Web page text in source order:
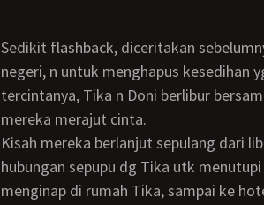
Sedikit flashback, diceritakan sebelumnya Doni ditinggal Tania yang harus keluar
negeri, n untuk menghapus kesedihan
tercintanya, Tika n Doni berlibur
mereka merajut cinta.
Kisah mereka berlanjut sepulang dari liburan, sering Doni menggunakan kedok
hubungan sepupu dg Tika utk
menginap di rumah Tika, sampai ke